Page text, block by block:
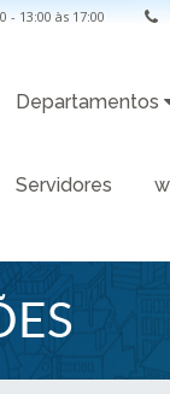
- 13:00 às 17:00
Departamentos
Servidores